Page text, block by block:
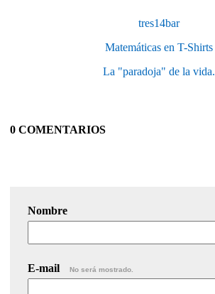
tres14bar
Matemáticas en T-Shirts
La "paradoja" de la vida.
0 COMENTARIOS
Nombre
E-mail No será mostrado.